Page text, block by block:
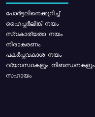
പോര്‍ട്ടലിനെക്കുറിച്ച്
ഹൈപ്പർലിങ്ക് നയം
സ്വകാര്യതാ നയം
നിരാകരണം
പകർപ്പവകാശ നയം
വ്യവസ്ഥകളും നിബന്ധനകളും
സഹായം